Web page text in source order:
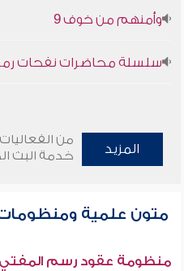
وأمنهم من خوف 9
سلسلة محاضرات نفحات رمضانية
المزيد
من
خدمة البث
متون علمية
منظومة عقود رسم